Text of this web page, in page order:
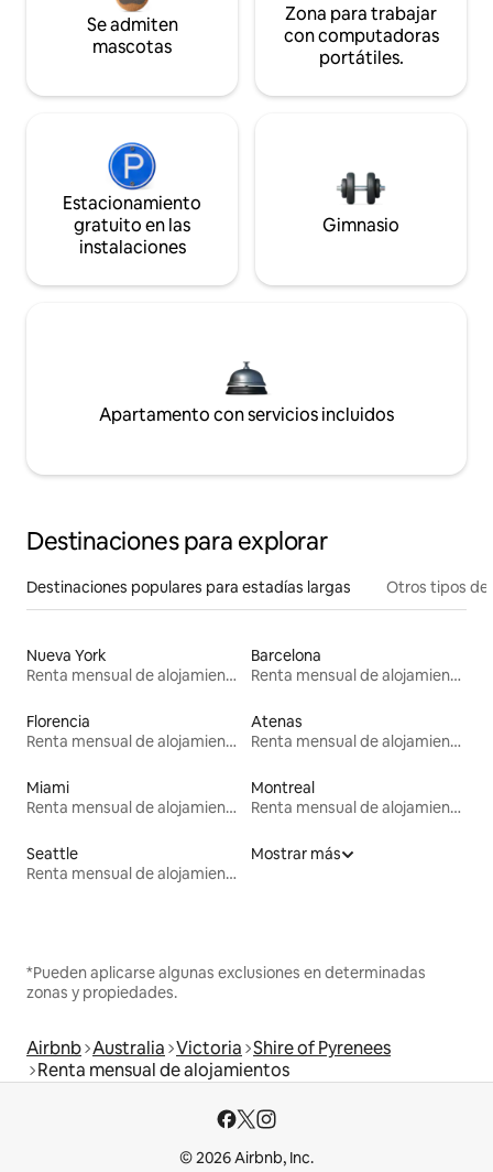
Se admiten
mascotas
Zona para trabajar
con computadoras
portátiles.
Estacionamiento
gratuito en las
instalaciones
Gimnasio
Apartamento con servicios incluidos
Destinaciones para explorar
Destinaciones populares para estadías largas Otros tipos de
Nueva York
Renta mensual de alojamientos
Barcelona
Renta mensual de alojamientos
Florencia
Renta mensual de alojamientos
Atenas
Renta mensual de alojamientos
Miami
Renta mensual de alojamientos
Montreal
Renta mensual de alojamientos
Seattle
Renta mensual de alojamientos
Mostrar más
*Pueden aplicarse algunas exclusiones en determinadas
zonas y propiedades.
Airbnb Australia Victoria Shire of Pyrenees
Renta mensual de alojamientos
© 2026 Airbnb, Inc.